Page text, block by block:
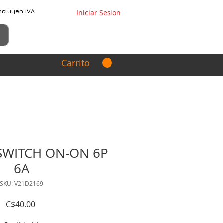
IVA Iniciar Sesion
Carrito
ON-ON 6P
6A
SKU: V21D2169
C$40.00Precio